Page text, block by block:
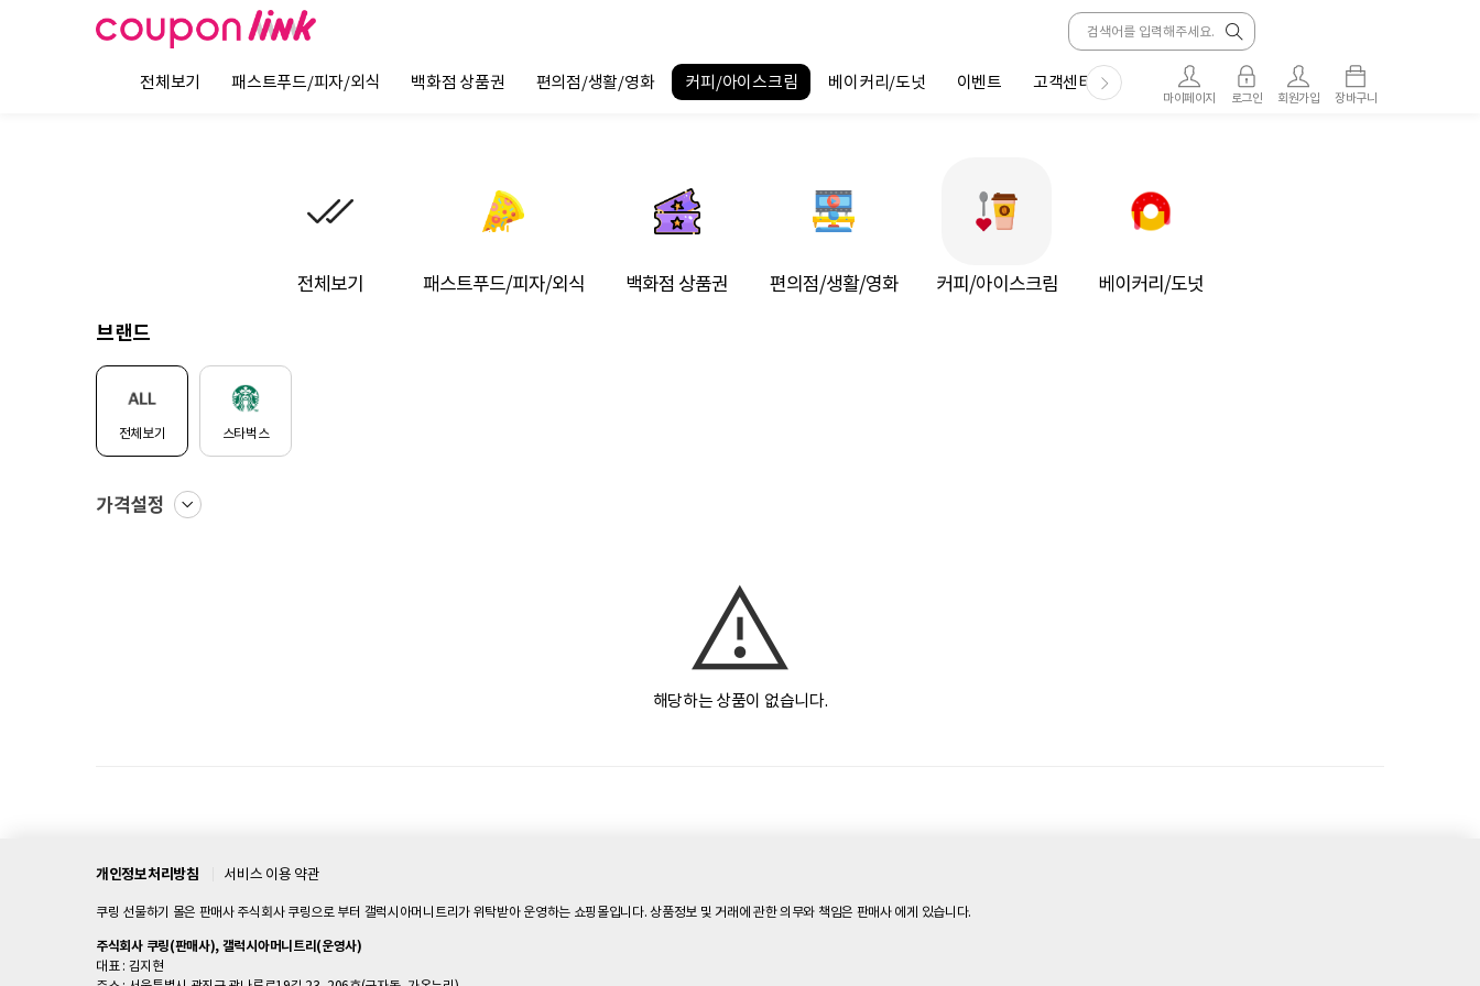
전체보기 패스트푸드/피자/외식 백화점 상품권 편의점/생활/영화 커피/아이스크림 베이커리/도넛 이벤트 고객센터
마이페이지 로그인 회원가입 장바구니
전체보기 패스트푸드/피자/외식 백화점 상품권 편의점/생활/영화 커피/아이스크림 베이커리/도넛
브랜드
전체보기 스타벅스
가격설정
해당하는 상품이 없습니다.
개인정보처리방침 서비스 이용 약관
쿠링 선물하기 몰은 판매사 주식회사 쿠링으로 부터 갤럭시아머니트리가 위탁받아 운영하는 쇼핑몰입니다. 상품정보 및 거래에 관한 의무와 책임은 판매사 에게 있습니다.
주식회사 쿠링(판매사), 갤럭시아머니트리(운영사)
대표 : 김지현